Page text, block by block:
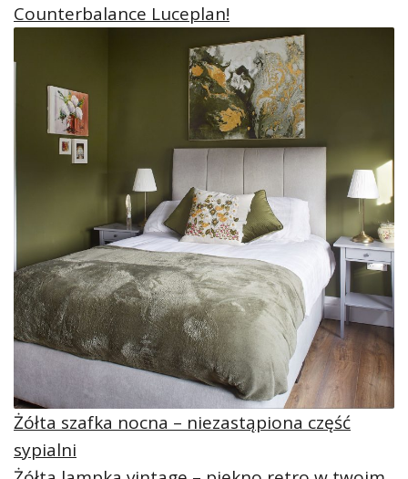
Counterbalance Luceplan!
Żółta szafka nocna – niezastąpiona część
sypialni